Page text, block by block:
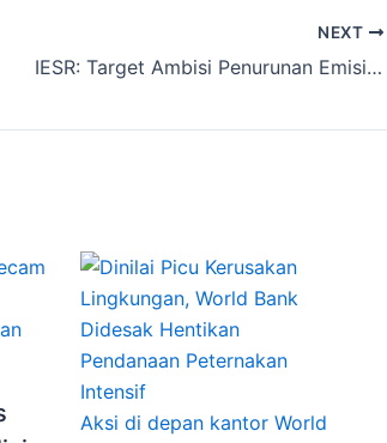
NEXT
IESR: Target Ambisi Penurunan Emisi Indonesia Belum Optimal
Aksi di depan kantor World